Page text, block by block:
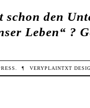
schon den
Leben“ ?
¶ VERYPLAINTXT